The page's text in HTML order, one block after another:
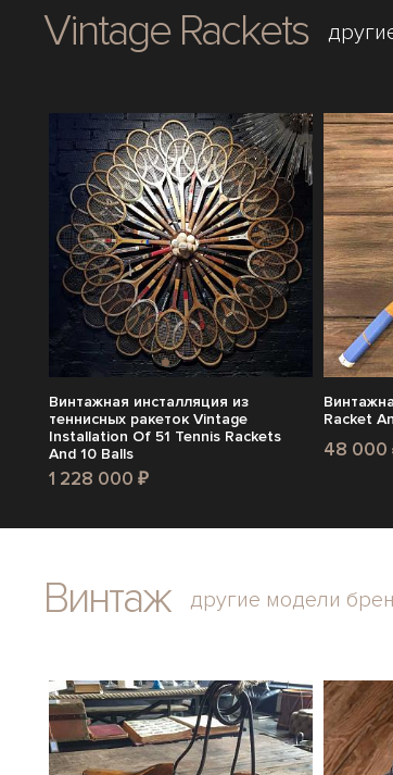
Vintage Rackets
Винтажная инсталляция из
теннисных ракеток Vintage
Installation Of 51 Tennis Rackets
And 10 Balls
1 228 000 ₽
Racket
48 000
Винтаж другие модели